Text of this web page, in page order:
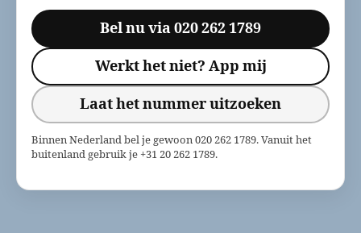
Bel nu via 020 262 1789
Werkt het niet? App mij
Laat het nummer uitzoeken
Binnen Nederland bel je gewoon 020 262 1789. Vanuit het
buitenland gebruik je +31 20 262 1789.